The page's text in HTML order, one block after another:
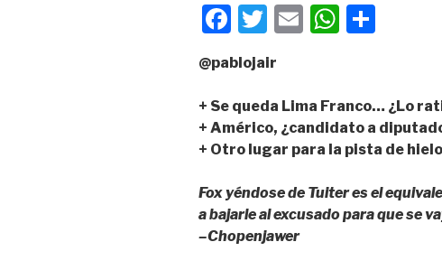
F
a
c
e
b
o
o
k
T
wi
tt
er
E
W
s
A
p
p
p
ar
tir
@pablojair
+ Se queda Lima Franco… ¿Lo
+ Américo, ¿candidato a
+ Otro lugar para la pista de
Fox yéndose de Tuiter es el
a bajarle al excusado para que se
–Chopenjawer